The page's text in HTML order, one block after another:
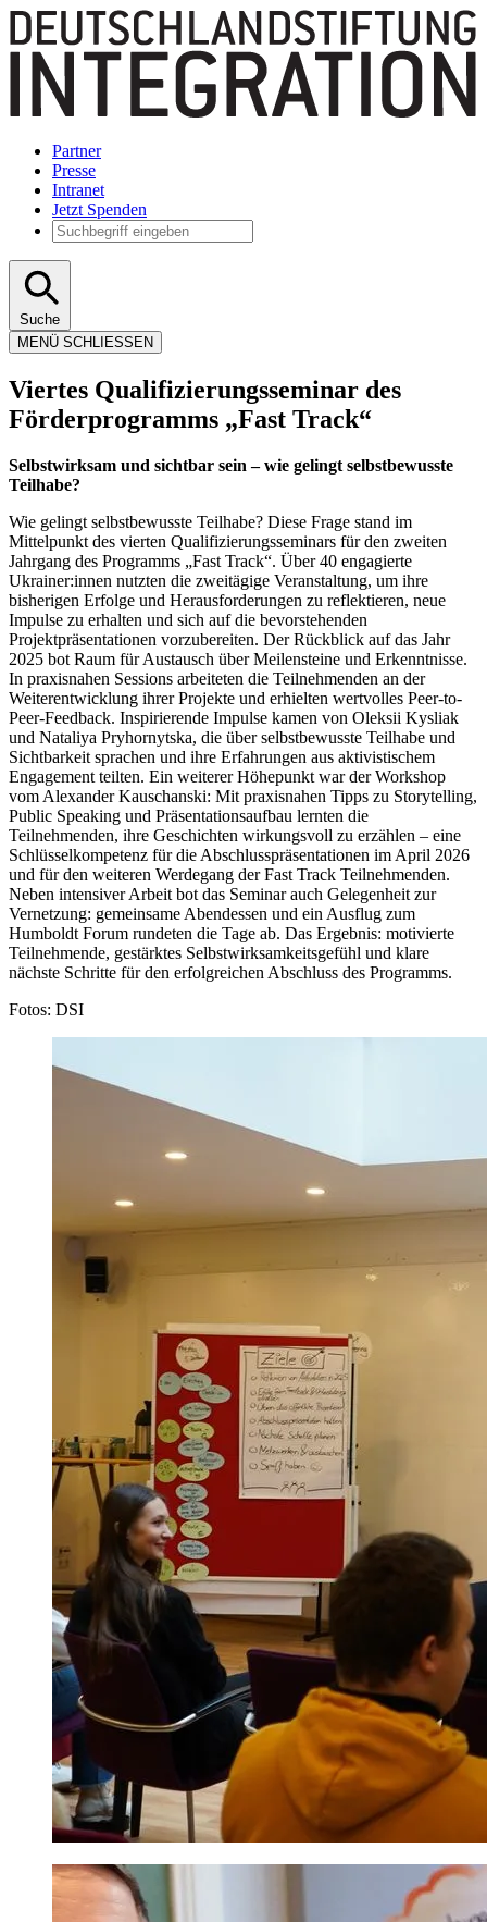
Partner
Presse
Intranet
Jetzt Spenden
Suche
MENÜ SCHLIESSEN
Viertes Qualifizierungsseminar des
Förderprogramms „Fast Track“
Selbstwirksam und sichtbar sein – wie gelingt selbstbewusste
Teilhabe?
Wie gelingt selbstbewusste Teilhabe? Diese Frage stand im
Mittelpunkt des vierten Qualifizierungsseminars für den zweiten
Jahrgang des Programms „Fast Track“. Über 40 engagierte
Ukrainer:innen nutzten die zweitägige Veranstaltung, um ihre
bisherigen Erfolge und Herausforderungen zu reflektieren, neue
Impulse zu erhalten und sich auf die bevorstehenden
Projektpräsentationen vorzubereiten. Der Rückblick auf das Jahr
2025 bot Raum für Austausch über Meilensteine und Erkenntnisse.
In praxisnahen Sessions arbeiteten die Teilnehmenden an der
Weiterentwicklung ihrer Projekte und erhielten wertvolles Peer-to-
Peer-Feedback. Inspirierende Impulse kamen von Oleksii Kysliak
und Nataliya Pryhornytska, die über selbstbewusste Teilhabe und
Sichtbarkeit sprachen und ihre Erfahrungen aus aktivistischem
Engagement teilten. Ein weiterer Höhepunkt war der Workshop
vom Alexander Kauschanski: Mit praxisnahen Tipps zu Storytelling,
Public Speaking und Präsentationsaufbau lernten die
Teilnehmenden, ihre Geschichten wirkungsvoll zu erzählen – eine
Schlüsselkompetenz für die Abschlusspräsentationen im April 2026
und für den weiteren Werdegang der Fast Track Teilnehmenden.
Neben intensiver Arbeit bot das Seminar auch Gelegenheit zur
Vernetzung: gemeinsame Abendessen und ein Ausflug zum
Humboldt Forum rundeten die Tage ab. Das Ergebnis: motivierte
Teilnehmende, gestärktes Selbstwirksamkeitsgefühl und klare
nächste Schritte für den erfolgreichen Abschluss des Programms.
Fotos: DSI